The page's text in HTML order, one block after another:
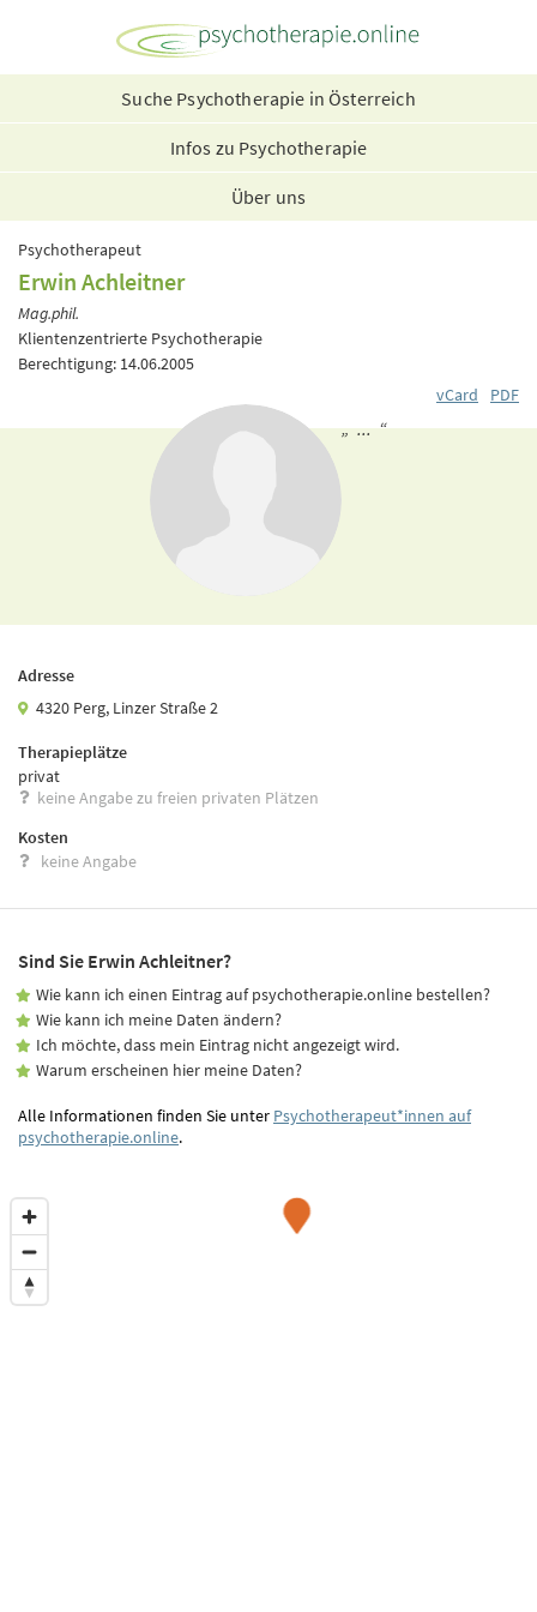
Suche Psychotherapie in Österreich
Infos zu Psychotherapie
Über uns
Psychotherapeut
Erwin Achleitner
Mag.phil.
Klientenzentrierte Psychotherapie
Berechtigung: 14.06.2005
vCard
PDF
„ ... “
Adresse
4320 Perg, Linzer Straße 2
Therapieplätze
privat
keine Angabe zu freien privaten Plätzen
Kosten
keine Angabe
Sind Sie Erwin Achleitner?
Wie kann ich einen Eintrag auf psychotherapie.online bestellen?
Wie kann ich meine Daten ändern?
Ich möchte, dass mein Eintrag nicht angezeigt wird.
Warum erscheinen hier meine Daten?
Alle Informationen finden Sie unter Psychotherapeut*innen auf
psychotherapie.online.